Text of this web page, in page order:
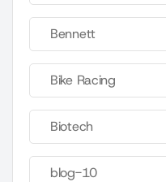
Bennett
Bike Racing
Biotech
blog-10